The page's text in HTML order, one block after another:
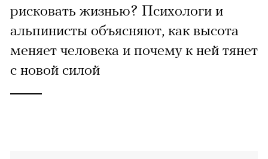
рисковать жизнью? Психологи и
альпинисты объясняют, как высота
меняет человека и почему к ней тянет
с новой силой